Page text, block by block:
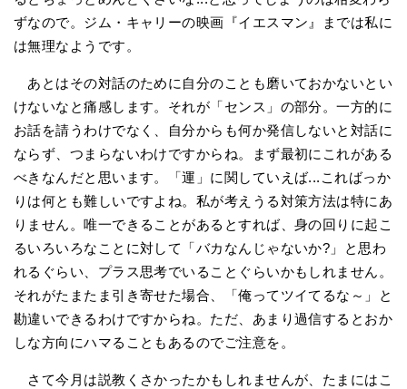
ずなので。ジム・キャリーの映画『イエスマン』までは私に
は無理なようです。
あとはその対話のために自分のことも磨いておかないとい
けないなと痛感します。それが「センス」の部分。一方的に
お話を請うわけでなく、自分からも何か発信しないと対話に
ならず、つまらないわけですからね。まず最初にこれがある
べきなんだと思います。「運」に関していえば...こればっか
りは何とも難しいですよね。私が考えうる対策方法は特にあ
りません。唯一できることがあるとすれば、身の回りに起こ
るいろいろなことに対して「バカなんじゃないか?」と思わ
れるぐらい、プラス思考でいることぐらいかもしれません。
それがたまたま引き寄せた場合、「俺ってツイてるな～」と
勘違いできるわけですからね。ただ、あまり過信するとおか
しな方向にハマることもあるのでご注意を。
さて今月は説教くさかったかもしれませんが、たまにはこ